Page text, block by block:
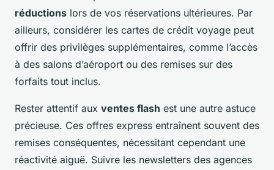
réductions lors de vos réservations ultérieures. Par
ailleurs, considérer les cartes de crédit voyage peut
offrir des privilèges supplémentaires, comme l’accès
à des salons d’aéroport ou des remises sur des
forfaits tout inclus.
Rester attentif aux ventes flash est une autre astuce
précieuse. Ces offres express entraînent souvent des
remises conséquentes, nécessitant cependant une
réactivité aiguë. Suivre les newsletters des agences